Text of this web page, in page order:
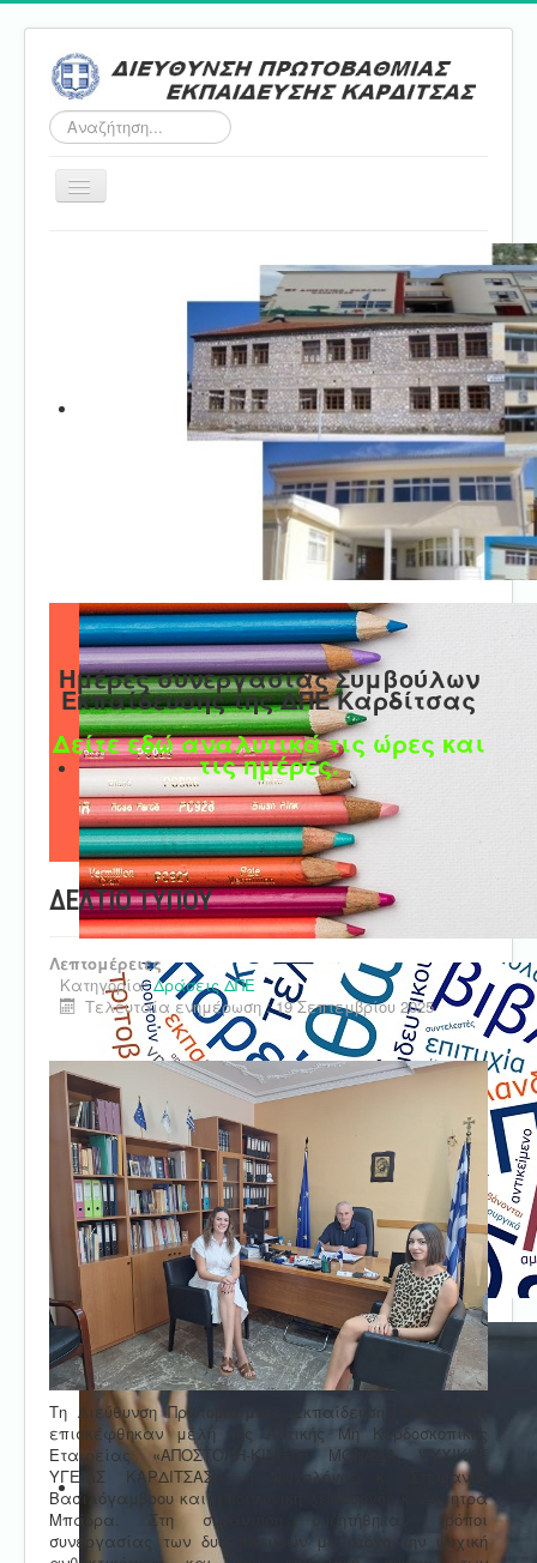
Αναζήτηση...
Εναλλαγή
Ημέρες συνεργασίας Συμβούλων
Εκπαίδευσης της ΔΠΕ Καρδίτσας
Δείτε εδώ αναλυτικά τις ώρες και
τις ημέρες.
ΔΕΛΤΙΟ ΤΥΠΟΥ
Λεπτομέρειες
Κατηγορία:Δράσεις ΔΠΕ
Τελευταία ενημέρωση : 19 Σεπτεμβρίου 2025
Τη Διεύθυνση Πρωτοβάθμιας Εκπαίδευσης Καρδίτσας
επισκέφθηκαν μέλη της Αστικής Μη Κερδοσκοπικής
Εταιρείας «ΑΠΟΣΤΟΛΗ-ΚΙΝΗΤΗ ΜΟΝΑΔΑ ΨΥΧΙΚΗΣ
ΥΓΕΙΑΣ ΚΑΡΔΙΤΣΑΣ», η ψυχολόγος κ. Στεφανία
Βασιλόγαμβρου και η κοινωνική λειτουργός κ. Δήμητρα
Μπάδρα. Στη συνάντηση συζητήθηκαν τρόποι
συνεργασίας των δυο πλευρών με στόχο την ψυχική